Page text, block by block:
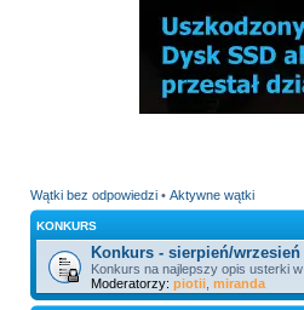
Wątki bez odpowiedzi• Aktywne wątki
KONKURS
Konkurs - sierpień/wrzesień
Konkurs na najlepszy opis usterki
Moderatorzy: piotii, miranda